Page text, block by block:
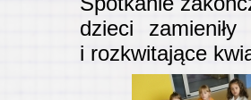
dzieci
i rozkwitające